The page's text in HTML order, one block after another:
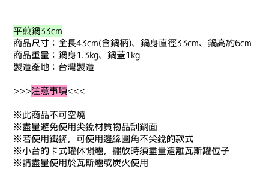
平煎鍋33cm
商品尺寸：全長43cm(含鍋柄)、鍋身直徑33cm、鍋高約6cm
商品重量：鍋身1.3kg、鍋蓋1kg
製造產地：台灣製造
>>>注意事項<<<
※此商品不可空燒
※盡量避免使用尖銳材質物品刮鍋面
※若使用鐵鏟，可使用邊緣圓角不尖銳的款式
※小台的卡式罐休閒爐，擺放時須盡量遠離瓦斯罐位子
※請盡量使用於瓦斯爐或炭火使用